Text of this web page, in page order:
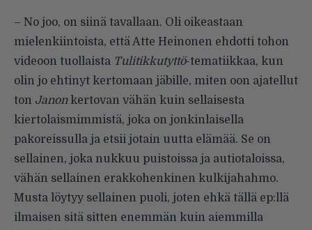
– No joo, on siinä tavallaan. Oli oikeastaan
mielenkiintoista, että Atte Heinonen ehdotti tohon
videoon tuollaista Tulitikkutyttö-tematiikkaa, kun
olin jo ehtinyt kertomaan jäbille, miten oon ajatellut
ton Janonkertovan vähän kuin sellaisesta
kiertolaismimmistä, joka on jonkinlaisella
pakoreissulla ja etsii jotain uutta elämää. Se on
sellainen, joka nukkuu puistoissa ja autiotaloissa,
vähän sellainen erakkohenkinen kulkijahahmo.
Musta löytyy sellainen puoli, joten ehkä tällä ep:llä
ilmaisen sitä sitten enemmän kuin aiemmilla